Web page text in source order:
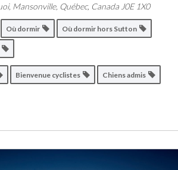
Mansonville, Québec, Canada J0E 1X0
Où dormir Où dormir hors Sutton
Bienvenue cyclistes Chiens admis